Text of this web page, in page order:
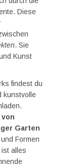
Diese
. Sie
Kunst
findest du
kunstvolle
von
Garten
Formen
alles